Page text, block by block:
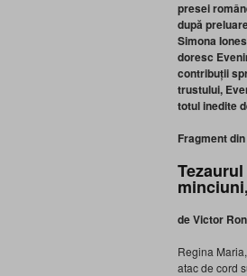
presei
după
Simona
doresc
contribuții
trustului,
totul inedite
Fragment
de Victor
Regina
atac de cord